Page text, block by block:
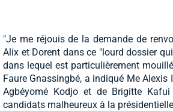
"Je me réjouis de la demande de
Alix et Dorent dans ce "lourd dossier
dans lequel est particulièrement
Faure Gnassingbé, a indiqué Me
Agbéyomé Kodjo et de Brigitte Kafui
candidats malheureux à la